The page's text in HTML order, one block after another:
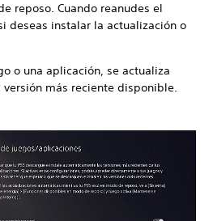
reposo. Cuando reanudes el
deseas instalar la actualización o
o una aplicación, se actualiza
más reciente disponible.